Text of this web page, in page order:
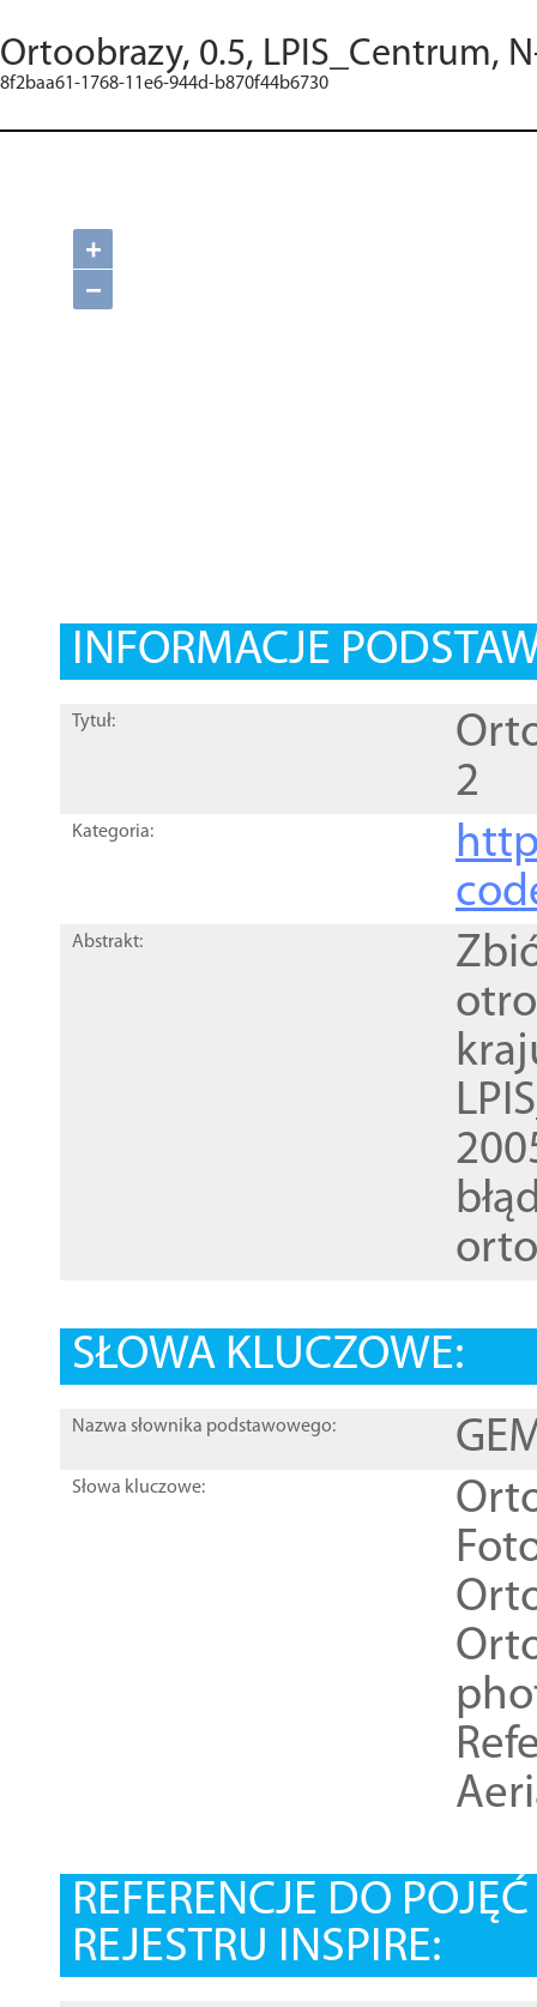
Ortoobrazy, 0.5, LPIS_Centrum,
8f2baa61-1768-11e6-944d-b870f44b6730
+
−
INFORMACJE
Tytuł:
2
Kategoria:
Abstrakt:
SŁOWA KLUCZOWE:
Nazwa słownika podstawowego:
Słowa kluczowe:
REFERENCJE DO
REJESTRU INSPIRE: